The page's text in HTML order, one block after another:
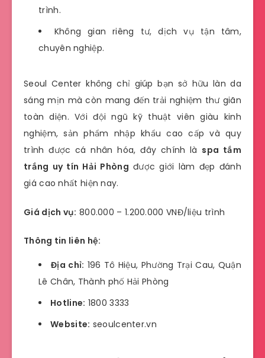
trình.
Không gian riêng tư, dịch vụ tận tâm,
chuyên nghiệp.
Seoul Center không chỉ giúp bạn sở hữu làn da
sáng mịn mà còn mang đến trải nghiệm thư giãn
toàn diện. Với đội ngũ kỹ thuật viên giàu kinh
nghiệm, sản phẩm nhập khẩu cao cấp và quy
trình được cá nhân hóa, đây chính là spa tắm
trắng uy tín Hải Phòng được giới làm đẹp đánh
giá cao nhất hiện nay.
Giá dịch vụ: 800.000 – 1.200.000 VNĐ/liệu trình
Thông tin liên hệ:
Địa chỉ: 196 Tô Hiệu, Phường Trại Cau, Quận
Lê Chân, Thành phố Hải Phòng
Hotline: 1800 3333
Website: seoulcenter.vn